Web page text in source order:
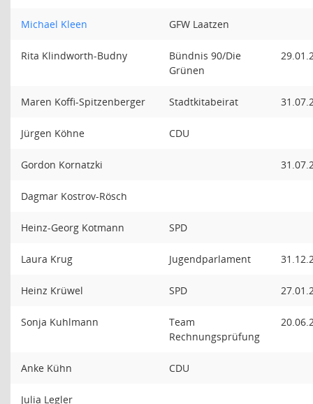
Michael Kleen GFW Laatzen
Rita Klindworth-Budny
Bündnis 90/Die
Grünen
Maren Koffi-Spitzenberger Stadtkitabeirat
Jürgen Köhne CDU
Gordon Kornatzki
Dagmar Kostrov-Rösch
Heinz-Georg Kotmann SPD
Laura Krug Jugendparlament
Heinz Krüwel SPD
Sonja Kuhlmann
Team
Rechnungsprüfung
Anke Kühn CDU
Julia Legler